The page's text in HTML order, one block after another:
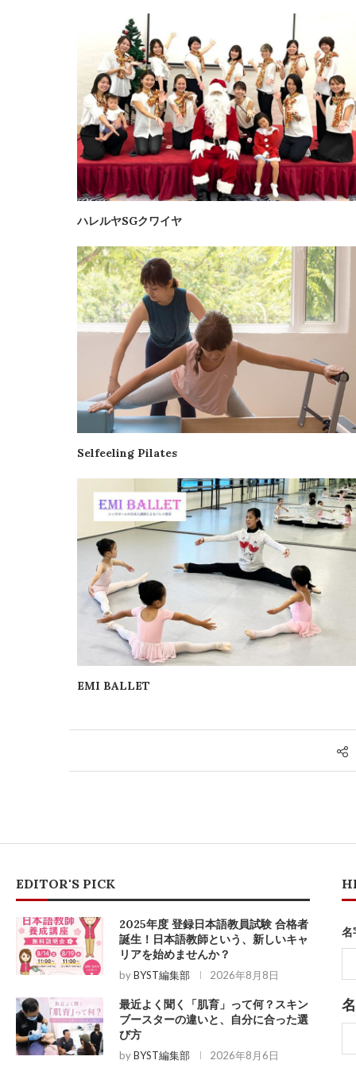
ハレルヤSGクワイヤ
Selfeeling Pilates
EMI BALLET
EDITOR'S PICK
2025年度 登録日本語教員試験 合格者
誕生！日本語教師という、新しいキャ
リアを始めませんか？
byBYST編集部 2026年8月8日
最近よく聞く「肌育」って何？スキン
ブースターの違いと、自分に合った選
び方
byBYST編集部 2026年8月6日
名